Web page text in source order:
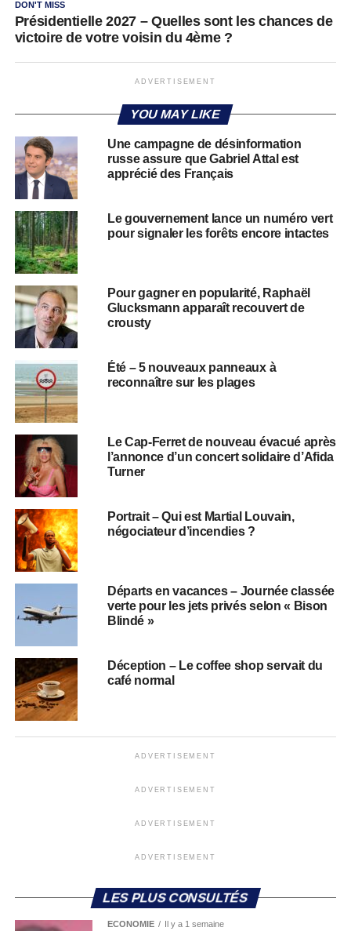
DON'T MISS
Présidentielle 2027 – Quelles sont les chances de
victoire de votre voisin du 4ème ?
ADVERTISEMENT
YOU MAY LIKE
Une campagne de désinformation
russe assure que Gabriel Attal est
apprécié des Français
Le gouvernement lance un numéro vert
pour signaler les forêts encore intactes
Pour gagner en popularité, Raphaël
Glucksmann apparaît recouvert de
crousty
Été – 5 nouveaux panneaux à
reconnaître sur les plages
Le Cap-Ferret de nouveau évacué après
l’annonce d’un concert solidaire d’Afida
Turner
Portrait – Qui est Martial Louvain,
négociateur d’incendies ?
Départs en vacances – Journée classée
verte pour les jets privés selon « Bison
Blindé »
Déception – Le coffee shop servait du
café normal
ADVERTISEMENT
ADVERTISEMENT
ADVERTISEMENT
ADVERTISEMENT
LES PLUS CONSULTÉS
ECONOMIE Il y a 1 semaine